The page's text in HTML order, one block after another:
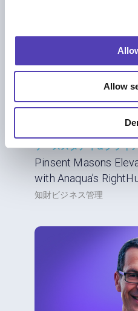
Allow
ケーススタディ＆クライ
Pinsent Masons
with Anaqua’s
知財ビジネス管理